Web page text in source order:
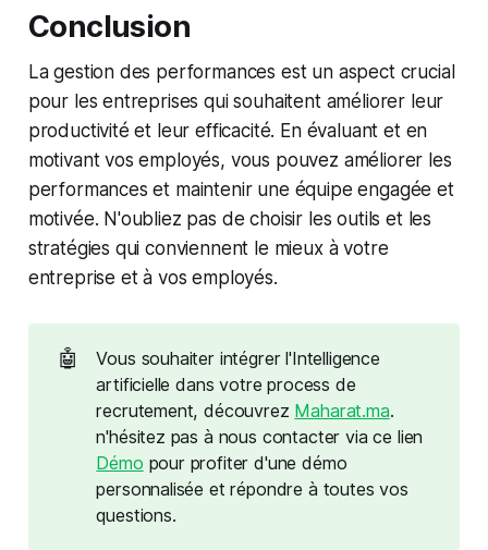
Conclusion
La gestion des performances est un aspect crucial
pour les entreprises qui souhaitent améliorer leur
productivité et leur efficacité. En évaluant et en
motivant vos employés, vous pouvez améliorer les
performances et maintenir une équipe engagée et
motivée. N'oubliez pas de choisir les outils et les
stratégies qui conviennent le mieux à votre
entreprise et à vos employés.
🤖
Vous souhaiter intégrer l'Intelligence
artificielle dans votre process de
recrutement, découvrez Maharat.ma.
n'hésitez pas à nous contacter via ce lien
Démo pour profiter d'une démo
personnalisée et répondre à toutes vos
questions.